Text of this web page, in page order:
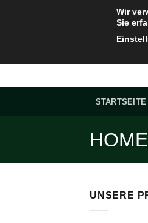
STARTSEITE
HOME
UNSERE
Wir
Sie